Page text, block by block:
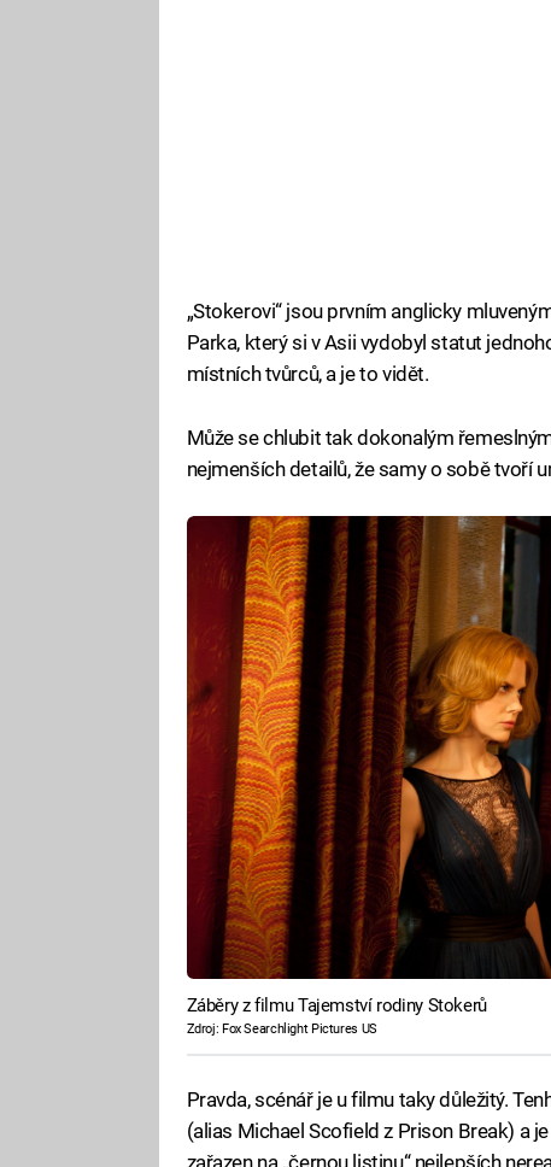
„Stokerovi“ jsou prvním anglicky
Parka, který si v Asii vydobyl statut
místních tvůrců, a je to vidět.
Může se chlubit tak dokonalým
nejmenších detailů, že samy o sobě tvoří
Záběry z filmu Tajemství rodiny Stokerů
Zdroj: Fox Searchlight Pictures US
Pravda, scénář je u filmu taky důležitý.
(alias Michael Scofield z Prison Break) a
zařazen na „černou listinu“ nejlepších